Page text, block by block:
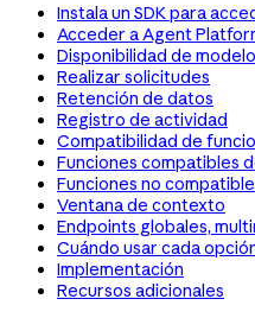
Instala un SDK para
Acceder a Agent
Disponibilidad de
Realizar solicitudes
Retención de datos
Registro de actividad
Compatibilidad de
Funciones compatibles
Funciones no
Ventana de contexto
Endpoints globales,
Cuándo usar cada
Implementación
Recursos adicionales